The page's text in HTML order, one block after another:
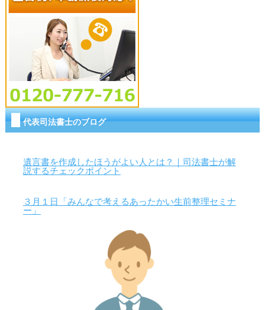
代表司法書士のブログ
遺言書を作成したほうがよい人とは？｜司法書士が解
説するチェックポイント
３月１日「みんなで考えるあったかい生前整理セミナ
ー」